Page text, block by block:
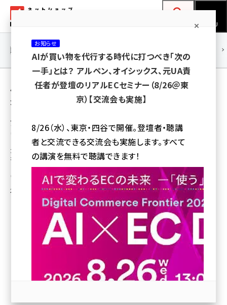
ン
ネットショップ担当者フォーラム
MENU
yahoo (1901)
楽天 (1871)
アスクル (1119)
base (1077)
ビィ・フォアード (773)
revico (740)
連載・特集 |
用語「エコ配」 が使われている記事の一覧
全 8 記事中 1 ～ 8 を表示中
アイル、クロスモールをエコ配の送り状ソフト
に対応
大手配送会社の配送料値上げを受け、エコ配のニーズが高まっているため同
社の送り状ソフトに対応する
中川 昌俊
2014年6月17日 14:57
お知らせ
AIが買い物を代行する時代に打つべき「次の
一手」とは？ アルペン、オイシックス、元UA責
任者が登壇のリアルECセミナー（8/26＠東
京）【交流会も実施】
8/26（水）、東京・四谷で開催。登壇者・聴講
者と交流できる交流会も実施します。すべて
の講演を無料で聴講できます！